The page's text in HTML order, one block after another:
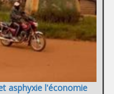
asphyxie l'économie